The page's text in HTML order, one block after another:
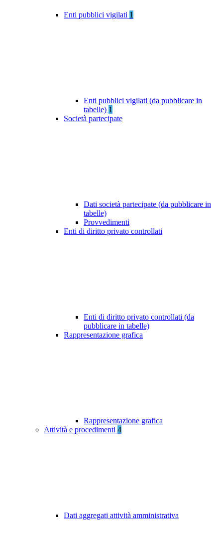
Enti pubblici vigilati 1
Enti pubblici vigilati (da pubblicare in
tabelle) 1
Società partecipate
Dati società partecipate (da pubblicare in
tabelle)
Provvedimenti
Enti di diritto privato controllati
Enti di diritto privato controllati (da
pubblicare in tabelle)
Rappresentazione grafica
Rappresentazione grafica
Attività e procedimenti 4
Dati aggregati attività amministrativa